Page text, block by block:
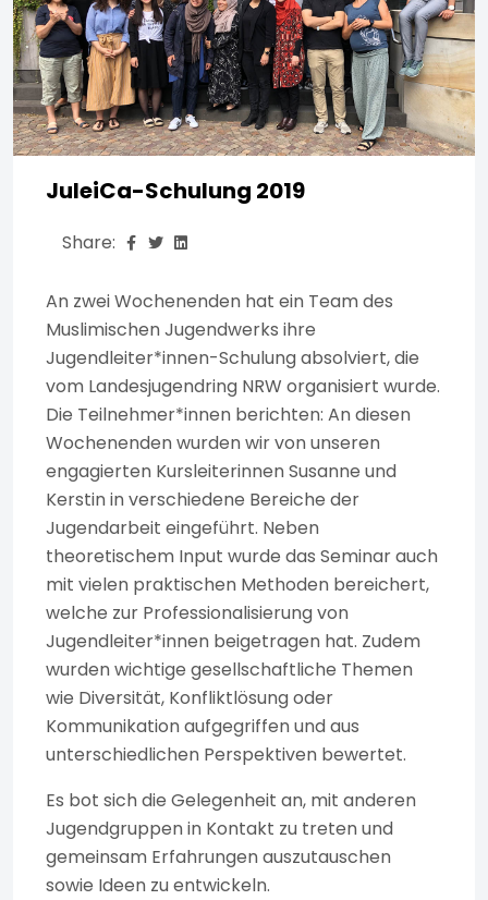
JuleiCa-Schulung 2019
Share:
An zwei Wochenenden hat ein Team des
Muslimischen Jugendwerks ihre
Jugendleiter*innen-Schulung absolviert, die
vom Landesjugendring NRW organisiert wurde.
Die Teilnehmer*innen berichten: An diesen
Wochenenden wurden wir von unseren
engagierten Kursleiterinnen Susanne und
Kerstin in verschiedene Bereiche der
Jugendarbeit eingeführt. Neben
theoretischem Input wurde das Seminar auch
mit vielen praktischen Methoden bereichert,
welche zur Professionalisierung von
Jugendleiter*innen beigetragen hat. Zudem
wurden wichtige gesellschaftliche Themen
wie Diversität, Konfliktlösung oder
Kommunikation aufgegriffen und aus
unterschiedlichen Perspektiven bewertet.
Es bot sich die Gelegenheit an, mit anderen
Jugendgruppen in Kontakt zu treten und
gemeinsam Erfahrungen auszutauschen
sowie Ideen zu entwickeln.